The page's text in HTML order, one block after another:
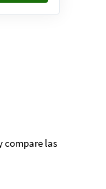
compare las